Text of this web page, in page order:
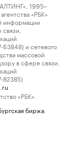
1995–
«РБК»
информации
и сетевого
массовой
в сфере связи,
82385)
«РБК».
биржа